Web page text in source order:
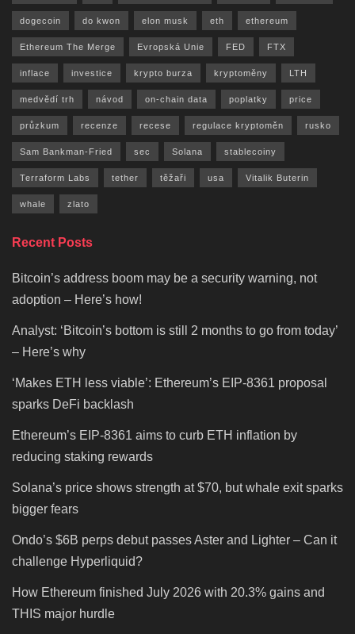
dogecoin do kwon elon musk eth ethereum
Ethereum The Merge Evropská Unie FED FTX
inflace investice krypto burza kryptoměny LTH
medvědí trh návod on-chain data poplatky price
průzkum recenze recese regulace kryptoměn rusko
Sam Bankman-Fried sec Solana stablecoiny
Terraform Labs tether těžaři usa Vitalik Buterin
whale zlato
Recent Posts
Bitcoin’s address boom may be a security warning, not
adoption – Here’s how!
Analyst: ‘Bitcoin’s bottom is still 2 months to go from today’
– Here’s why
‘Makes ETH less viable’: Ethereum’s EIP-8361 proposal
sparks DeFi backlash
Ethereum’s EIP-8361 aims to curb ETH inflation by
reducing staking rewards
Solana’s price shows strength at $70, but whale exit sparks
bigger fears
Ondo’s $6B perps debut passes Aster and Lighter – Can it
challenge Hyperliquid?
How Ethereum finished July 2026 with 20.3% gains and
THIS major hurdle